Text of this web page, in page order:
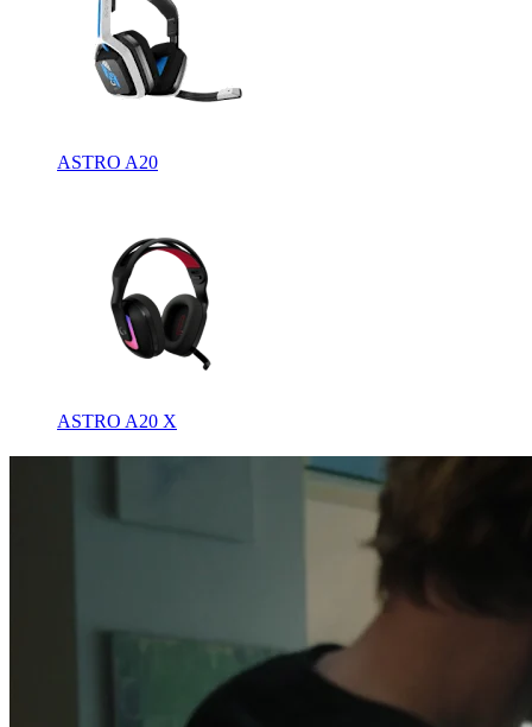
ASTRO A20
ASTRO A20 X